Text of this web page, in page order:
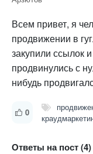
Всем привет, я
продвижении в
закупили ссылок
продвинулись с
нибудь
0
Ответы на пост (4)